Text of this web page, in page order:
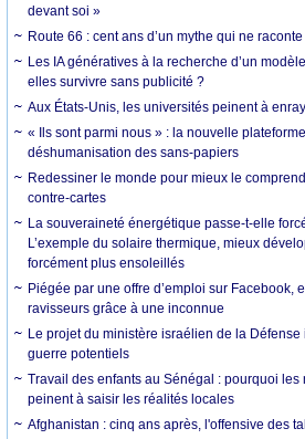
devant soi »
Route 66 : cent ans d’un mythe qui ne
Les IA génératives à la recherche d’un
elles survivre sans publicité ?
Aux États-Unis, les universités peinent à
« Ils sont parmi nous » : la nouvelle
déshumanisation des sans-papiers
Redessiner le monde pour mieux le
contre-cartes
La souveraineté énergétique passe-t-elle
L’exemple du solaire thermique, mieux
forcément plus ensoleillés
Piégée par une offre d’emploi sur Facebook,
ravisseurs grâce à une inconnue
Le projet du ministère israélien de la
guerre potentiels
Travail des enfants au Sénégal : pourquoi
peinent à saisir les réalités locales
Afghanistan : cinq ans après, l'offensive des